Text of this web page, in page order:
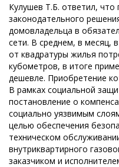
Кулушев Т.Б. ответил,
законодательного
домовладельца в
сети. В среднем, в месяц,
от квадратуры жилья
кубометров, в итоге
дешевле. Приобретение
В рамках социальной
постановление о
социально уязвимым
целью обеспечения
техническом
внутриквартирного
заказчиком и